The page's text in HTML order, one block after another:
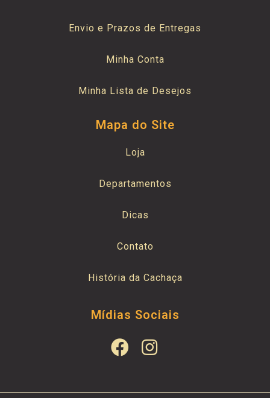
Envio e Prazos de Entregas
Minha Conta
Minha Lista de Desejos
Mapa do Site
Loja
Departamentos
Dicas
Contato
História da Cachaça
Mídias Sociais